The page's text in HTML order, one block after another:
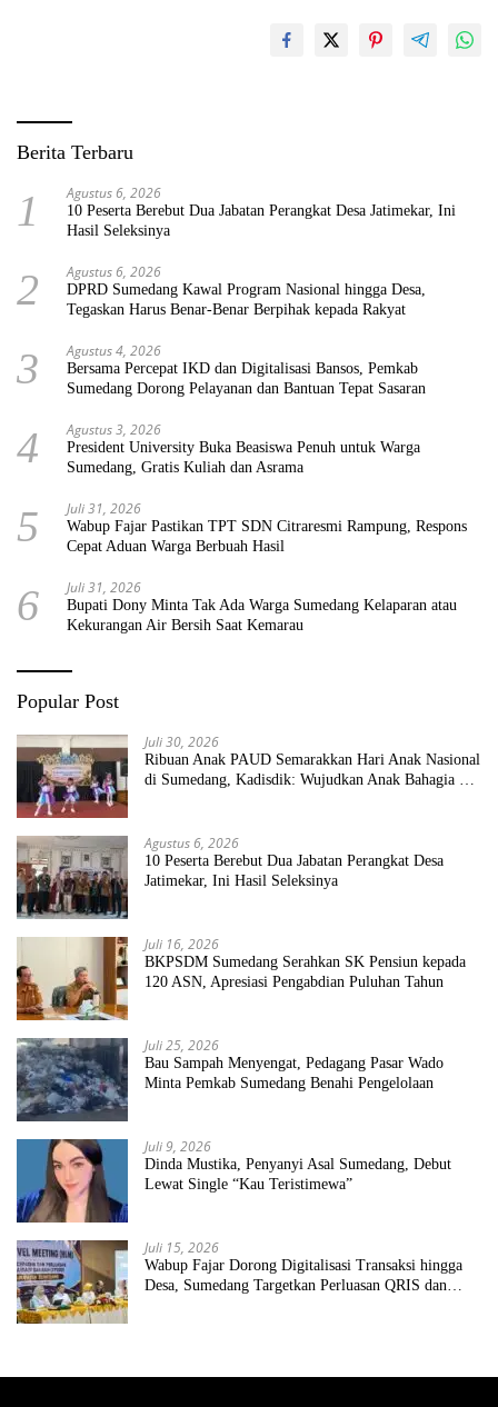
Berita Terbaru
1 Agustus 6, 2026
10 Peserta Berebut Dua Jabatan Perangkat Desa Jatimekar, Ini
Hasil Seleksinya
2 Agustus 6, 2026
DPRD Sumedang Kawal Program Nasional hingga Desa,
Tegaskan Harus Benar-Benar Berpihak kepada Rakyat
3 Agustus 4, 2026
Bersama Percepat IKD dan Digitalisasi Bansos, Pemkab
Sumedang Dorong Pelayanan dan Bantuan Tepat Sasaran
4 Agustus 3, 2026
President University Buka Beasiswa Penuh untuk Warga
Sumedang, Gratis Kuliah dan Asrama
5 Juli 31, 2026
Wabup Fajar Pastikan TPT SDN Citraresmi Rampung, Respons
Cepat Aduan Warga Berbuah Hasil
6 Juli 31, 2026
Bupati Dony Minta Tak Ada Warga Sumedang Kelaparan atau
Kekurangan Air Bersih Saat Kemarau
Popular Post
Juli 30, 2026
Ribuan Anak PAUD Semarakkan Hari Anak Nasional
di Sumedang, Kadisdik: Wujudkan Anak Bahagia dan
Agustus 6, 2026
10 Peserta Berebut Dua Jabatan Perangkat Desa
Jatimekar, Ini Hasil Seleksinya
Juli 16, 2026
BKPSDM Sumedang Serahkan SK Pensiun kepada
120 ASN, Apresiasi Pengabdian Puluhan Tahun
Juli 25, 2026
Bau Sampah Menyengat, Pedagang Pasar Wado
Minta Pemkab Sumedang Benahi Pengelolaan
Juli 9, 2026
Dinda Mustika, Penyanyi Asal Sumedang, Debut
Lewat Single “Kau Teristimewa”
Juli 15, 2026
Wabup Fajar Dorong Digitalisasi Transaksi hingga
Desa, Sumedang Targetkan Perluasan QRIS dan